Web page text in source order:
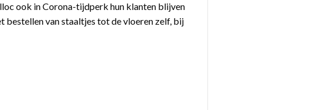
ook in Corona-tijdperk hun klanten blijven
bestellen van staaltjes tot de vloeren zelf, bij